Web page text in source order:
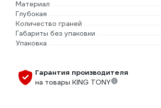
Материал
Глубокая
Количество граней
Габариты без упаковки
Упаковка
Гарантия производителя
на товары KING TONY